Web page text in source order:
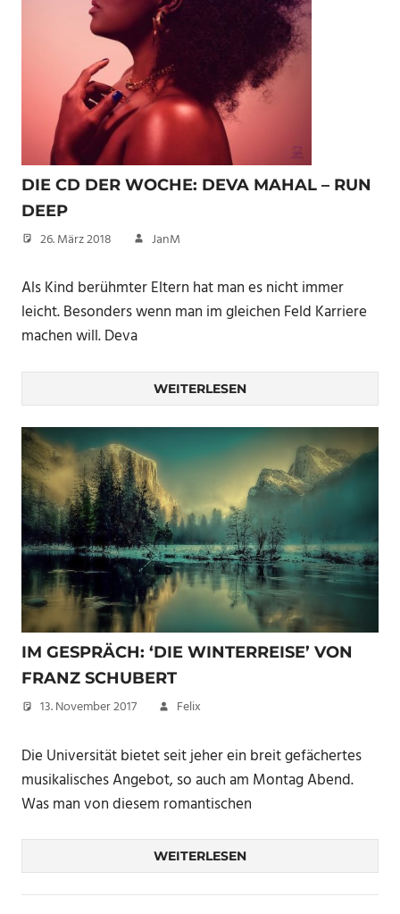
DIE CD DER WOCHE: DEVA MAHAL – RUN
DEEP
26. März 2018 JanM
Als Kind berühmter Eltern hat man es nicht immer
leicht. Besonders wenn man im gleichen Feld Karriere
machen will. Deva
WEITERLESEN
IM GESPRÄCH: ‘DIE WINTERREISE’ VON
FRANZ SCHUBERT
13. November 2017 Felix
Die Universität bietet seit jeher ein breit gefächertes
musikalisches Angebot, so auch am Montag Abend.
Was man von diesem romantischen
WEITERLESEN